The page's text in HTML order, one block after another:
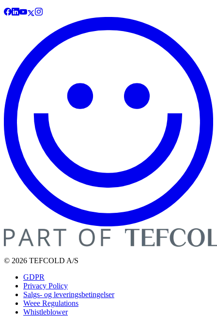
© 2026 TEFCOLD A/S
GDPR
Privacy Policy
Salgs- og leveringsbetingelser
Weee Regulations
Whistleblower